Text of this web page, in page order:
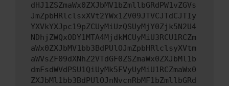
dHJ1ZSZmaWx0ZXJbMV1bZmllbGRdPW1vZGVs
JmZpbHRlclsxXVt2YWx1ZV09JTVCJTdCJTIy
YXVkYXJpc19pZCUyMiUzQSUyMjY0Zjk5N2U4
NDhjZWQxODY1MTA4MjdkMCUyMiU3RCU1RCZm
aWx0ZXJbMV1bb3BdPUlOJmZpbHRlclsyXVtm
aWVsZF09dXNhZ2VTdGF0ZSZmaWx0ZXJbMl1b
dmFsdWVdPSU1QiUyMk5FVyUyMiU1RCZmaWx0
ZXJbMl1bb3BdPUlOJnNvcnRbMF1bZmllbGRd